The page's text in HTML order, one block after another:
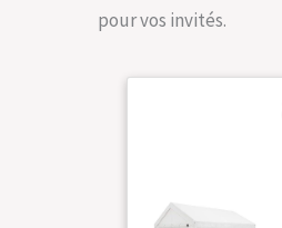
pour vos invités.